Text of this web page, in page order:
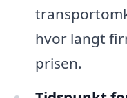
hvor langt
prisen.